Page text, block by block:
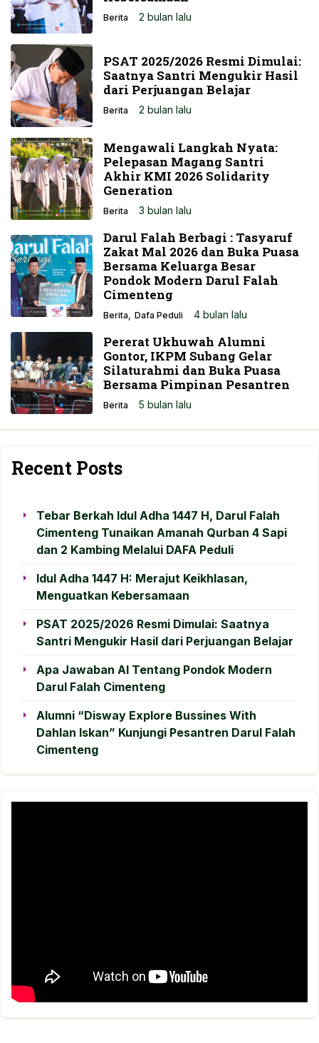
Berita 2 bulan lalu
PSAT 2025/2026 Resmi Dimulai:
Saatnya Santri Mengukir Hasil
dari Perjuangan Belajar
Berita 2 bulan lalu
Mengawali Langkah Nyata:
Pelepasan Magang Santri
Akhir KMI 2026 Solidarity
Generation
Berita 3 bulan lalu
Darul Falah Berbagi : Tasyaruf
Zakat Mal 2026 dan Buka Puasa
Bersama Keluarga Besar
Pondok Modern Darul Falah
Cimenteng
Berita Dafa Peduli 4 bulan lalu
Pererat Ukhuwah Alumni
Gontor, IKPM Subang Gelar
Silaturahmi dan Buka Puasa
Bersama Pimpinan Pesantren
Berita 5 bulan lalu
Recent Posts
Tebar Berkah Idul Adha 1447 H, Darul Falah
Cimenteng Tunaikan Amanah Qurban 4 Sapi
dan 2 Kambing Melalui DAFA Peduli
Idul Adha 1447 H: Merajut Keikhlasan,
Menguatkan Kebersamaan
PSAT 2025/2026 Resmi Dimulai: Saatnya
Santri Mengukir Hasil dari Perjuangan Belajar
Apa Jawaban AI Tentang Pondok Modern
Darul Falah Cimenteng
Alumni “Disway Explore Bussines With
Dahlan Iskan” Kunjungi Pesantren Darul Falah
Cimenteng